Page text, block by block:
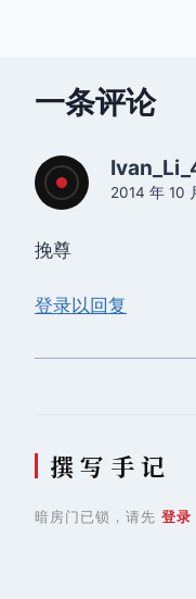
一条评论
2014 年 10
挽尊
登录以回复
撰 写 手 记
暗房门已锁，请先 登录